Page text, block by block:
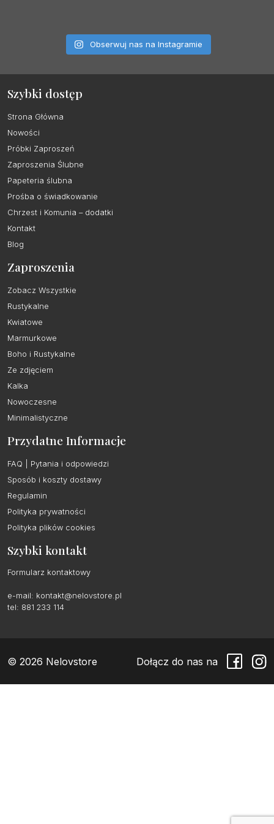
Obserwuj nas na Instagramie
Szybki dostęp
Strona Główna
Nowości
Próbki Zaproszeń
Zaproszenia Ślubne
Papeteria ślubna
Prośba o świadkowanie
Chrzest i Komunia – dodatki
Kontakt
Blog
Zaproszenia
Zobacz Wszystkie
Rustykalne
Kwiatowe
Marmurkowe
Boho i Rustykalne
Ze zdjęciem
Kalka
Nowoczesne
Minimalistyczne
Przydatne Informacje
FAQ | Pytania i odpowiedzi
Sposób i koszty dostawy
Regulamin
Polityka prywatności
Polityka plików cookies
Szybki kontakt
Formularz kontaktowy
e-mail: kontakt@nelovstore.pl
tel: 881 233 114
© 2026 Nelovstore Dołącz do nas na